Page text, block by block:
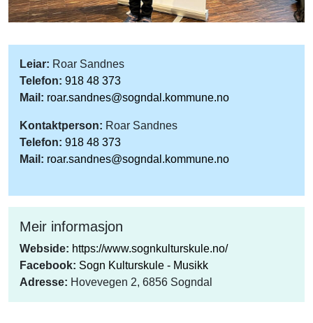
Leiar: Roar Sandnes
Telefon: 918 48 373
Mail: roar.sandnes@sogndal.kommune.no
Kontaktperson: Roar Sandnes
Telefon: 918 48 373
Mail: roar.sandnes@sogndal.kommune.no
Meir informasjon
Webside: https://www.sognkulturskule.no/
Facebook: Sogn Kulturskule - Musikk
Adresse: Hovevegen 2, 6856 Sogndal